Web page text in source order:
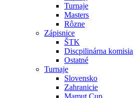
Turnaje
Masters
Rôzne
Zápisnice
ŠTK
Discpilinárna komisia
Ostatné
Turnaje
Slovensko
Zahranicie
Mamut Cup